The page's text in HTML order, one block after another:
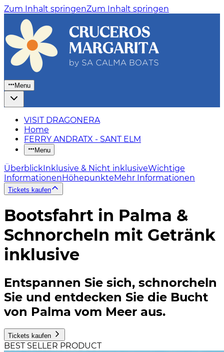
Zum Inhalt springenZum Inhalt springen
Menu
VISIT DRAGONERA
Home
FERRY ANDRATX - SANT ELM
Menu
ÜberblickInklusive & Nicht inklusiveWichtige
InformationenHöhepunkteMehr Informationen
Tickets kaufen
Bootsfahrt in Palma &
Schnorcheln mit Getränk
inklusive
Entspannen Sie sich, schnorcheln
Sie und entdecken Sie die Bucht
von Palma vom Meer aus.
Tickets kaufen
BEST SELLER PRODUCT